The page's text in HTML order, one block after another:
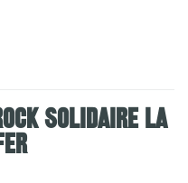
Solidaire La